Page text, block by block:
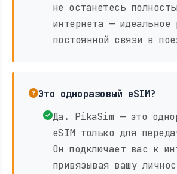
не останетесь
интернета — идеальное
постоянной связи в
Это одноразовый eSIM?
Да. PikaSim — это
eSIM только для
Он подключает вас к
привязывая вашу